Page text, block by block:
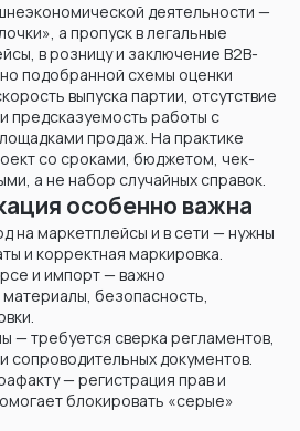
деятельности —
а пропуск в легальные
в розницу и заключение B2B-
подобранной схемы оценки
выпуска партии, отсутствие
предсказуемость работы с
продаж. На практике
со сроками, бюджетом, чек-
а не набор случайных справок.
особенно важна
на маркетплейсы и в сети — нужны
и корректная маркировка.
и импорт — важно
безопасность,
— требуется сверка регламентов,
сопроводительных документов.
— регистрация прав и
блокировать «серые»